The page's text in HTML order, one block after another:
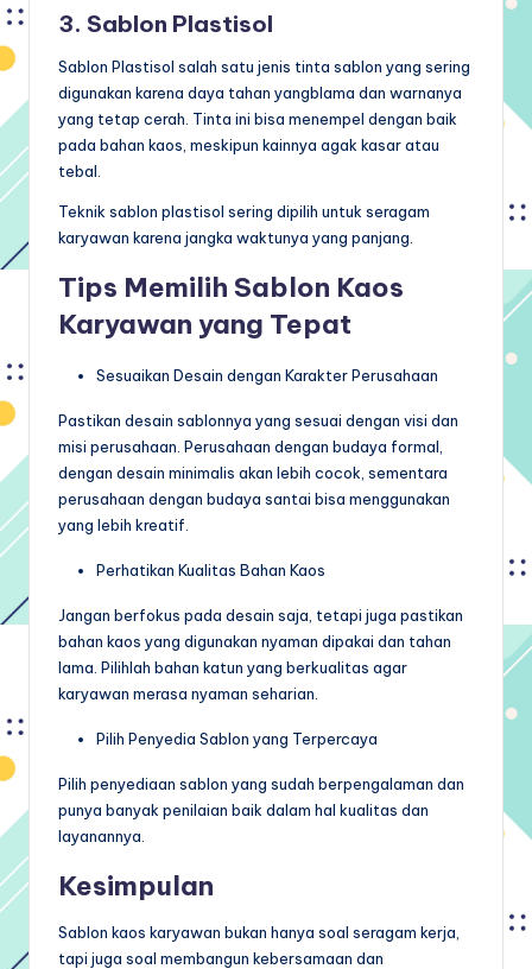
3. Sablon Plastisol
Sablon Plastisol salah satu jenis tinta sablon yang sering
digunakan karena daya tahan yangblama dan warnanya
yang tetap cerah. Tinta ini bisa menempel dengan baik
pada bahan kaos, meskipun kainnya agak kasar atau
tebal.
Teknik sablon plastisol sering dipilih untuk seragam
karyawan karena jangka waktunya yang panjang.
Tips Memilih Sablon Kaos
Karyawan yang Tepat
Sesuaikan Desain dengan Karakter Perusahaan
Pastikan desain sablonnya yang sesuai dengan visi dan
misi perusahaan. Perusahaan dengan budaya formal,
dengan desain minimalis akan lebih cocok, sementara
perusahaan dengan budaya santai bisa menggunakan
yang lebih kreatif.
Perhatikan Kualitas Bahan Kaos
Jangan berfokus pada desain saja, tetapi juga pastikan
bahan kaos yang digunakan nyaman dipakai dan tahan
lama. Pilihlah bahan katun yang berkualitas agar
karyawan merasa nyaman seharian.
Pilih Penyedia Sablon yang Terpercaya
Pilih penyediaan sablon yang sudah berpengalaman dan
punya banyak penilaian baik dalam hal kualitas dan
layanannya.
Kesimpulan
Sablon kaos karyawan bukan hanya soal seragam kerja,
tapi juga soal membangun kebersamaan dan